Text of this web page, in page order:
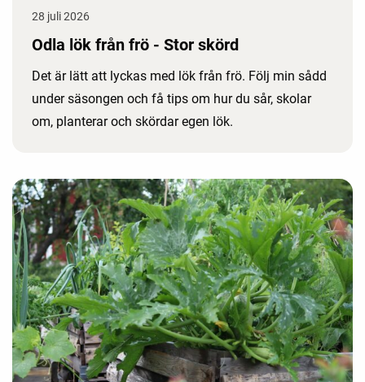
28 juli 2026
Odla lök från frö - Stor skörd
Det är lätt att lyckas med lök från frö. Följ min sådd
under säsongen och få tips om hur du sår, skolar
om, planterar och skördar egen lök.